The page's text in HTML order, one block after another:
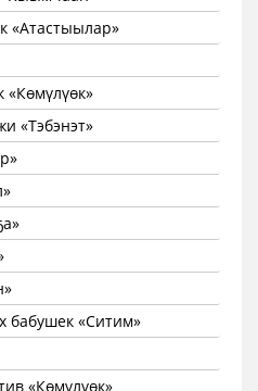
«Атастыылар»
«Тэбэнэт»
бабушек «Ситим»
«Көмүлүөк»